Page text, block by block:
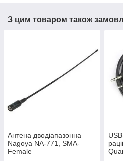
З цим товаром також
Антена дводіапазонна
Nagoya NA-771, SMA-
Female